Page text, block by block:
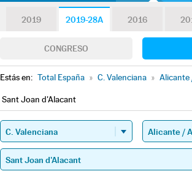
2019 2019-28A 2016
CONGRESO
Estás en: Total España » C. Valenciana » Alicante
Sant Joan d'Alacant